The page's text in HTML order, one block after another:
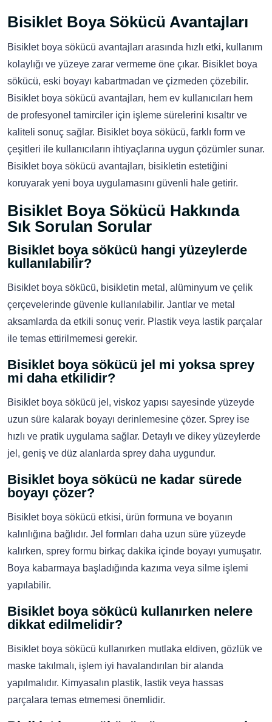
Bisiklet Boya Sökücü Avantajları
Bisiklet boya sökücü avantajları arasında hızlı etki, kullanım
kolaylığı ve yüzeye zarar vermeme öne çıkar. Bisiklet boya
sökücü, eski boyayı kabartmadan ve çizmeden çözebilir.
Bisiklet boya sökücü avantajları, hem ev kullanıcıları hem
de profesyonel tamirciler için işleme sürelerini kısaltır ve
kaliteli sonuç sağlar. Bisiklet boya sökücü, farklı form ve
çeşitleri ile kullanıcıların ihtiyaçlarına uygun çözümler sunar.
Bisiklet boya sökücü avantajları, bisikletin estetiğini
koruyarak yeni boya uygulamasını güvenli hale getirir.
Bisiklet Boya Sökücü Hakkında
Sık Sorulan Sorular
Bisiklet boya sökücü hangi yüzeylerde
kullanılabilir?
Bisiklet boya sökücü, bisikletin metal, alüminyum ve çelik
çerçevelerinde güvenle kullanılabilir. Jantlar ve metal
aksamlarda da etkili sonuç verir. Plastik veya lastik parçalar
ile temas ettirilmemesi gerekir.
Bisiklet boya sökücü jel mi yoksa sprey
mi daha etkilidir?
Bisiklet boya sökücü jel, viskoz yapısı sayesinde yüzeyde
uzun süre kalarak boyayı derinlemesine çözer. Sprey ise
hızlı ve pratik uygulama sağlar. Detaylı ve dikey yüzeylerde
jel, geniş ve düz alanlarda sprey daha uygundur.
Bisiklet boya sökücü ne kadar sürede
boyayı çözer?
Bisiklet boya sökücü etkisi, ürün formuna ve boyanın
kalınlığına bağlıdır. Jel formları daha uzun süre yüzeyde
kalırken, sprey formu birkaç dakika içinde boyayı yumuşatır.
Boya kabarmaya başladığında kazıma veya silme işlemi
yapılabilir.
Bisiklet boya sökücü kullanırken nelere
dikkat edilmelidir?
Bisiklet boya sökücü kullanırken mutlaka eldiven, gözlük ve
maske takılmalı, işlem iyi havalandırılan bir alanda
yapılmalıdır. Kimyasalın plastik, lastik veya hassas
parçalara temas etmemesi önemlidir.